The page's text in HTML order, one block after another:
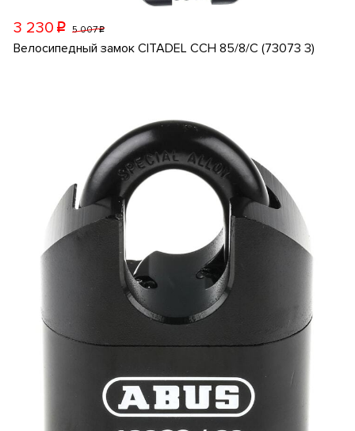
3 230 p 5 007p
Велосипедный замок CITADEL CCH 85/8/C (73073 3)